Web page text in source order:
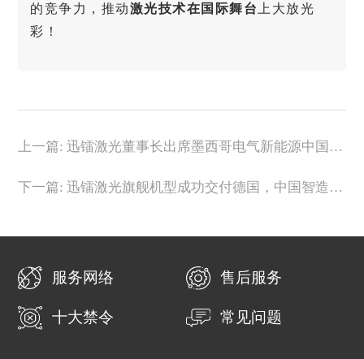
的竞争力， 推动激光技术在国际舞台 上大放光
彩 ！
上一篇: 迅镭激光董事长出席墨西哥电气新能源中国
下一篇: 迅镭激光旗舰机型成功交付德国，中国智造闪
服务网络 售后服务
十大禁令 常见问题